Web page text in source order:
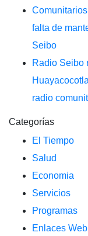
falta de
Seibo
Radio Seibo
radio
Categorías
El Tiempo
Salud
Economia
Servicios
Programas
Enlaces Web